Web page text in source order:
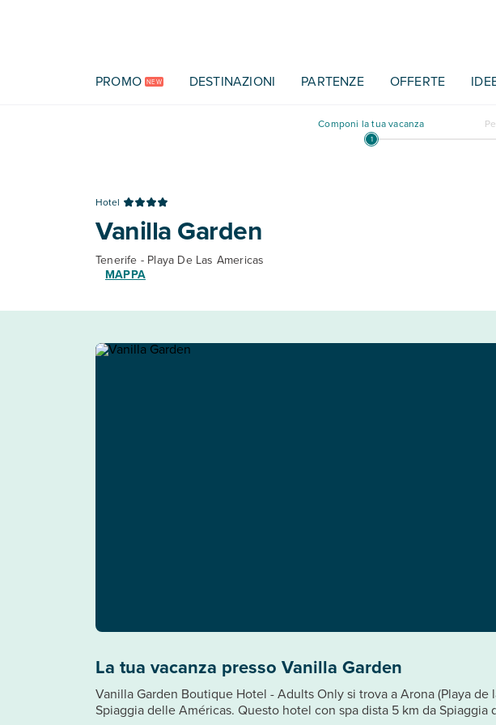
PROMO NEW DESTINAZIONI PARTENZE OFFERTE
Componi la tua vacanza
Hotel
Vanilla Garden
Tenerife - Playa De Las Americas
MAPPA
La tua vacanza presso Vanilla Garden
Vanilla Garden Boutique Hotel - Adults Only si trova a Arona (Playa
Spiaggia delle Américas. Questo hotel con spa dista 5 km da Spiaggia